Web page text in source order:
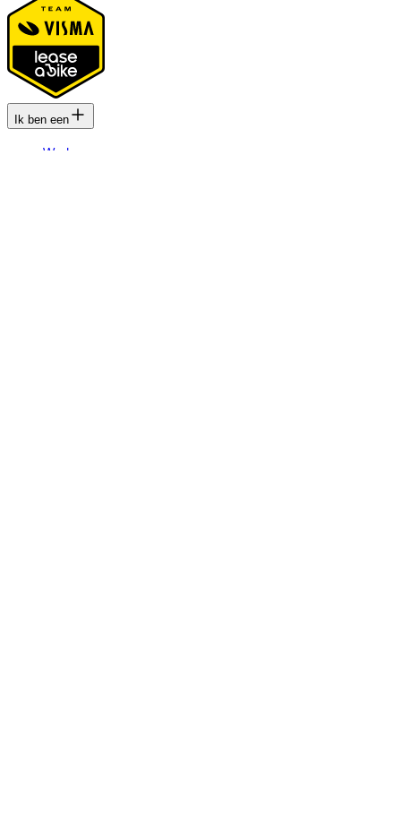
Ik ben een
Werkgever